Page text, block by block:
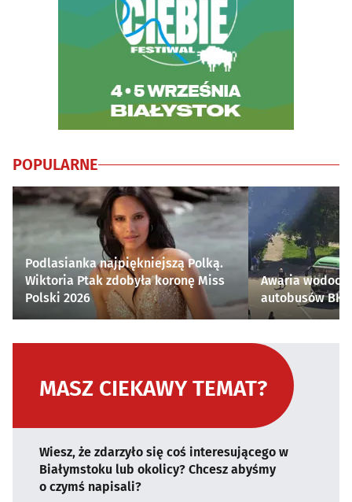
POPULARNE
Podlasianka najpiękniejszą Polką.
Wiktoria Ptak zdobyła koronę Miss
Polski 2026
Awaria
autobusów
MASZ CIEKAWY TEMAT?
Wiesz, że zdarzyło się coś interesującego w
Białymstoku lub okolicy? Chcesz abyśmy
o czymś napisali?